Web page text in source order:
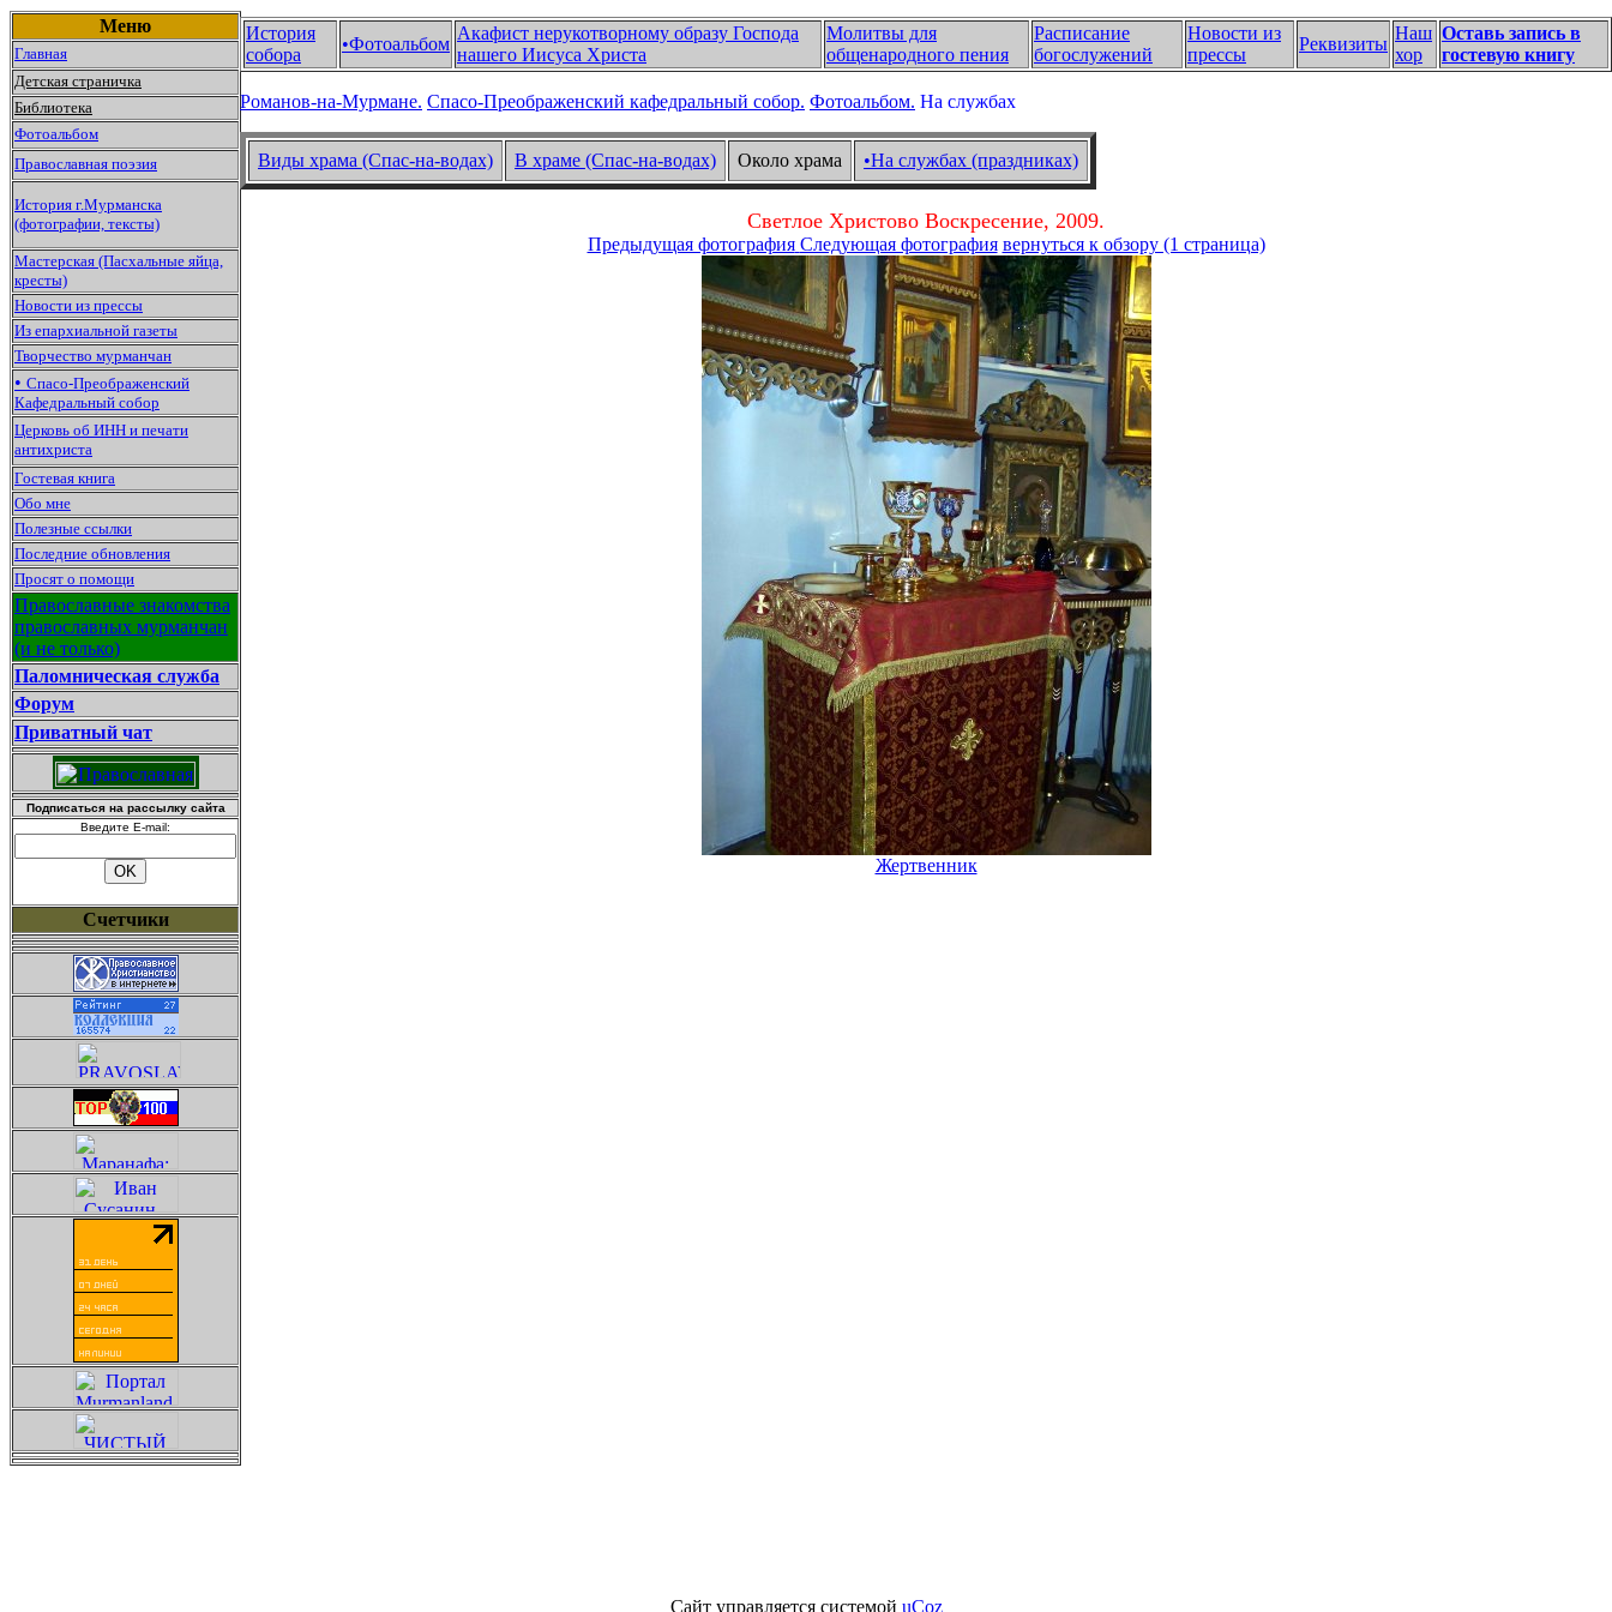
Меню
Главная
Детская страничка
Библиотека
Фотоальбом
Православная поэзия
История г.Мурманска
(фотографии, тексты)
Мастерская (Пасхальные яйца,
кресты)
Новости из прессы
Из епархиальной газеты
Творчество мурманчан
• Спасо-Преображенский
Кафедральный собор
Церковь об ИНН и печати
антихриста
Гостевая книга
Обо мне
Полезные ссылки
Последние обновления
Просят о помощи
Православные знакомства
православных мурманчан
(и не только)
Паломническая служба
Форум
Приватный чат
Подписаться на рассылку сайта
Введите E-mail:
Счетчики
История
собора
•Фотоальбом
Акафист нерукотворному образу Господа
нашего Иисуса Христа
Молитвы для
общенародного пения
Расписание
богослужений
Новости из
прессы
Реквизиты
Наш
хор
Оставь запись в
гостевую книгу
Романов-на-Мурмане. Спасо-Преображенский кафедральный собор. Фотоальбом. На службах
Виды храма (Спас-на-водах) В храме (Спас-на-водах) Около храма •На службах (праздниках)
Светлое Христово Воскресение, 2009.
Предыдущая фотография Следующая фотография вернуться к обзору (1 страница)
Жертвенник
Сайт управляется системой uCoz